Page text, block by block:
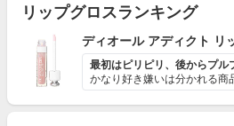
リップグロスランキング
ディオール アディクト リ
最初はピリピリ、後からプル